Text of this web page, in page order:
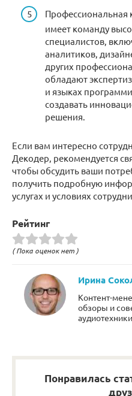
имеет команду
специалистов,
аналитиков,
других
обладают
и языках
создавать
решения.
Если вам интересно
Декодер, рекомендуется
чтобы обсудить ваши
получить подробную
услугах и условиях
Рейтинг
( Пока оценок нет )
Ирина
Контент-
обзоры и
Понравилась